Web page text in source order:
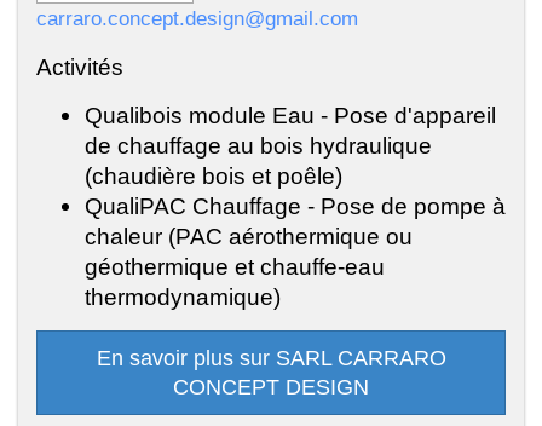
carraro.concept.design@gmail.com
Activités
Qualibois module Eau - Pose d'appareil
de chauffage au bois hydraulique
(chaudière bois et poêle)
QualiPAC Chauffage - Pose de pompe à
chaleur (PAC aérothermique ou
géothermique et chauffe-eau
thermodynamique)
En savoir plus sur SARL CARRARO
CONCEPT DESIGN